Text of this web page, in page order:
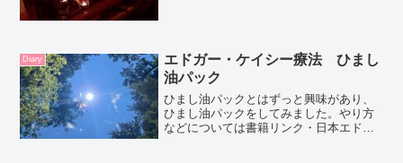
Diary
エドガー・ケイシー療法 ひまし
油パック
ひまし油パックとはずっと興味があり、
ひまし油パックをしてみました。やり方
などについては書籍リンク・日本エドガ